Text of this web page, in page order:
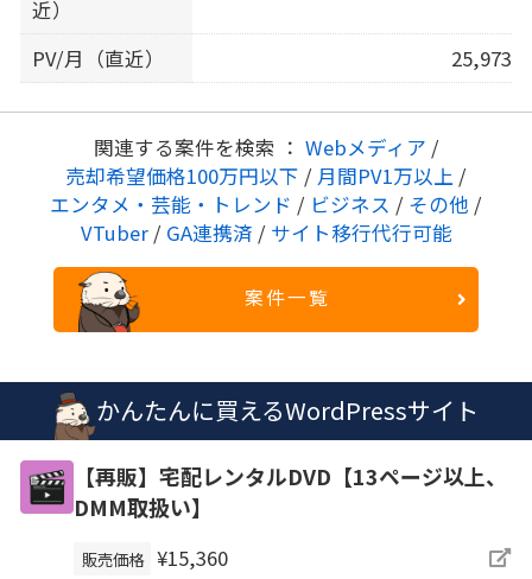
近）
PV/月（直近） 25,973
関連する案件を検索 ： Webメディア /
売却希望価格100万円以下 / 月間PV1万以上 /
エンタメ・芸能・トレンド / ビジネス / その他 /
VTuber / GA連携済 / サイト移行代行可能
案件一覧
かんたんに買えるWordPressサイト
【再販】宅配レンタルDVD【13ページ以上、
DMM取扱い】
販売価格 ¥15,360